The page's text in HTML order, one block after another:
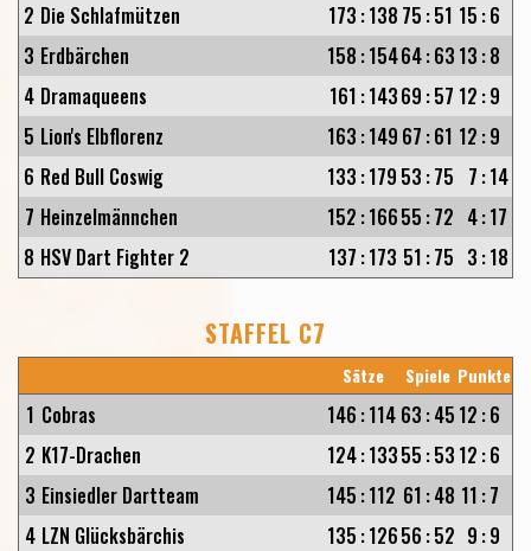
2 Die Schlafmützen 173 :138 75 :51 15 :6
3 Erdbärchen 158 :15464:63 13 :8
4 Dramaqueens 161 :14369 :57 12 :9
5 Lion's Elbflorenz 163 :149 67 :61 12 :9
6 Red Bull Coswig 133 :179 53 :75 7 :14
7 Heinzelmännchen 152 :16655 :72 4:17
8 HSV Dart Fighter 2 137 :173 51 :75 3 :18
STAFFEL C7
Sätze Spiele Punkte
1 Cobras 146 :114 63 :45 12 :6
2 K17-Drachen 124:13355 :53 12 :6
3 Einsiedler Dartteam 145 :112 61 :48 11 :7
4 LZN Glücksbärchis 135 :12656 :52 9 :9